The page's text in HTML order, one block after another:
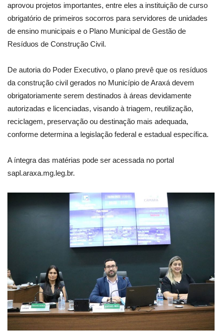
aprovou projetos importantes, entre eles a instituição de curso
obrigatório de primeiros socorros para servidores de unidades
de ensino municipais e o Plano Municipal de Gestão de
Resíduos de Construção Civil.
De autoria do Poder Executivo, o plano prevê que os resíduos
da construção civil gerados no Município de Araxá devem
obrigatoriamente serem destinados à áreas devidamente
autorizadas e licenciadas, visando à triagem, reutilização,
reciclagem, preservação ou destinação mais adequada,
conforme determina a legislação federal e estadual específica.
A íntegra das matérias pode ser acessada no portal
sapl.araxa.mg.leg.br.